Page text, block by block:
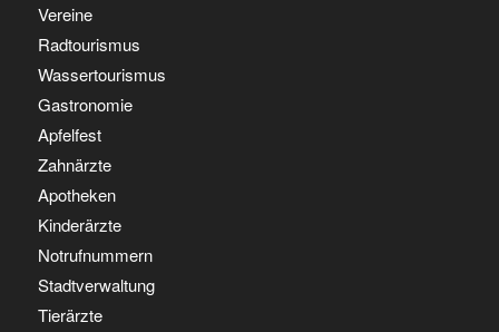
Vereine
Radtourismus
Wassertourismus
Gastronomie
Apfelfest
Zahnärzte
Apotheken
Kinderärzte
Notrufnummern
Stadtverwaltung
Tierärzte